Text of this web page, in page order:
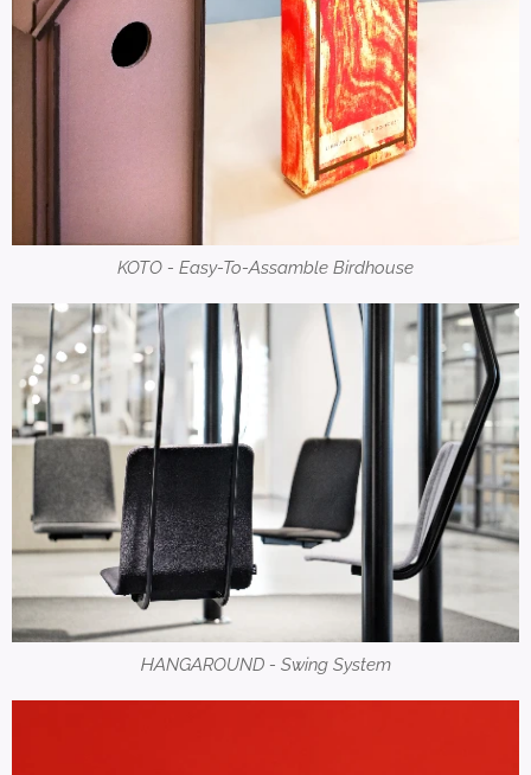
KOTO - Easy-To-Assamble Birdhouse
HANGAROUND - Swing System